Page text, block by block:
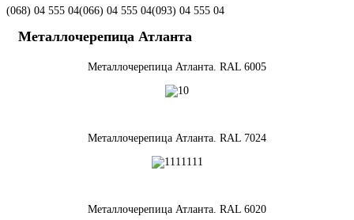
(068) 04 555 04(066) 04 555 04(093) 04 555 04
Металлочерепица Атланта
Металлочерепица Атланта. RAL 6005
Металлочерепица Атланта. RAL 7024
Металлочерепица Атланта. RAL 6020